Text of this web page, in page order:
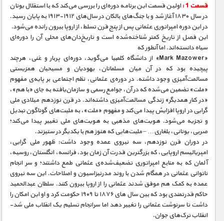
سازه/ معماری/ مهندسی
سرگرمی
شناخت کودکان
علم و فناوری
فرهنگ / هنر
کیهان / نجوم
گردشگری
ماورایی
مسابقات / ورزشی
مستند های اختصاصی
قسمت 1 :
اولین قسمت این برنامه دوره‌ای را بررسی می‌کند که با استقلال یونان
در سال ۱۸۳۰ آغاز شد و با جنگ‌های بالکان در سال‌های ۱۹۱۲-۱۹۱۳ به پایان رسید.
در این دوره امپراتوری عثمانی پس از پنج قرن تسلط، از اروپا بیرون رانده می‌شود.
این فصل از تاریخ کمتر شناخته‌شده است و تاریخ‌دان‌های محلی آن را دوره‌ای
سیاه دانسته‌اند. اما آنطور که
«Mark Mazower» از دانشگاه کلمبیا می‌گوید، دوره‌ای پربار و غنی، هرچند
پیچیده بود که در آن میان مسلمانان، یهودیان و مسیحیان همزیستی
مسالمت‌آمیزی وجود داشته. در دوره‌ی عثمانی، نظم اجتماعی بر پایه‌ی مفهوم
«ملت» تضمین می‌شده که در آن، جوامع رسمی و سازمان‌یافته به جای «با هم»،
«در کنار همدیگر» زندگی مسالمت‌آمیزی داشته‌اند. در قرن نوزدهم میلادی ملی
گرایی در اروپا افزایش پیدا می‌کند و مفهوم «ملت»، به ملیت‌های گوناگون تبدیل
و تجزیه می‌شود. هویت‌های مذهبی به هویت‌های ملی تغییر پیدا می‌کند؛
صربی، یونانی، بلغاری… – ملیت‌هایی که هنوز هم با یکدیگر در ستیزند.
در دوران قرن نوزدهم، سه نیروی عمده وجود داشت: ظهور ملی گرایی،
امپریالیسم اروپایی، که بزرگترین قدرت آن زمان بود، فرانسه، انگلستان، روسیه،
آلمان که به منابع امپراتوری تضعیف‌شده‌ی عثمانی طمع داشتند؛ و سر انجام
ناتوانی عثمانی در همگام شدن با روند مدرنیزاسیون و اصلاحات. این سه نیروی
عمده به کمک هم موفق شدند عثمانی را از اروپا بیرون کنند. سلطان عبدالحمید
حاکم قدرتمندی بود که بین سال های ۱۸۷۶ تا ۱۹۰۹ حکومت کرد و او این امکان را
داشت تا سرنوشت عثمانی را تغییر دهد اما سرانجام تسلیم یک انقلاب ملی شد-
انقلاب ترک‌های جوان.